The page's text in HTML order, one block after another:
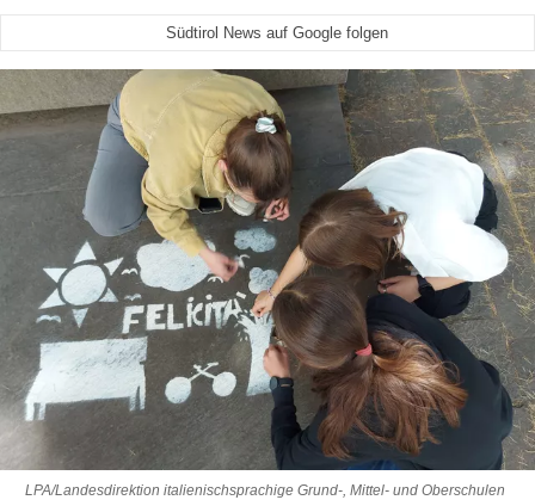
Südtirol News auf Google folgen
LPA/Landesdirektion italienischsprachige Grund-, Mittel- und Oberschulen